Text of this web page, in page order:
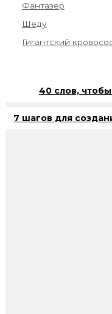
Фантазер
Шеду
Гигантский
40 слов,
7 шагов для